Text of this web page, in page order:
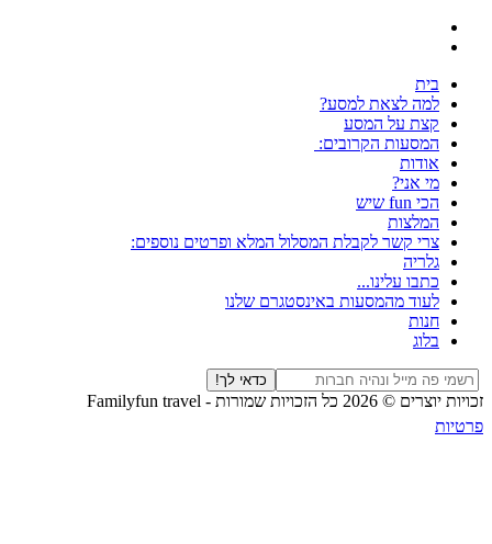
בית
למה לצאת למסע?
קצת על המסע
המסעות הקרובים:
אודות
מי אני?
הכי fun שיש
המלצות
צרי קשר לקבלת המסלול המלא ופרטים נוספים:
גלריה
כתבו עלינו...
לעוד מהמסעות באינסטגרם שלנו
חנות
בלוג
כדאי לך!
זכויות יוצרים © 2026 כל הזכויות שמורות -
Familyfun travel
פרטיות